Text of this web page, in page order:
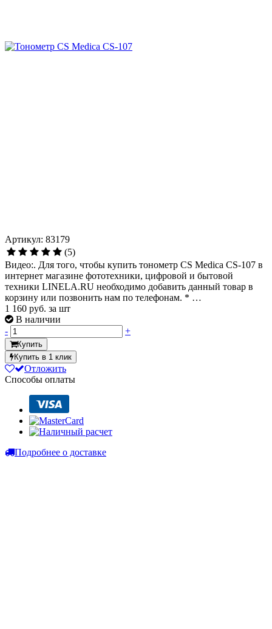
Артикул: 83179
(5)
Видео:. Для того, чтобы купить тонометр CS Medica CS-107 в
интернет магазине фототехники, цифровой и бытовой
техники LINELA.RU необходимо добавить данный товар в
корзину или позвонить нам по телефонам. * …
1 160 руб. за шт
В наличии
-
+
Купить
Купить в 1 клик
Отложить
Способы оплаты
Подробнее о доставке